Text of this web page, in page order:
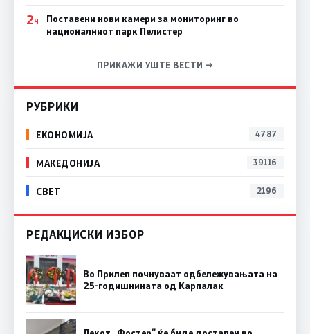
2Ч
Поставени нови камери за мониторинг во
националниот парк Пелистер
ПРИКАЖИ УШТЕ ВЕСТИ →
РУБРИКИ
ЕКОНОМИЈА 4787
МАКЕДОНИЈА 39116
СВЕТ 2196
РЕДАКЦИСКИ ИЗБОР
Во Прилеп почнуваат одбележувањата на
25-годишнината од Карпалак